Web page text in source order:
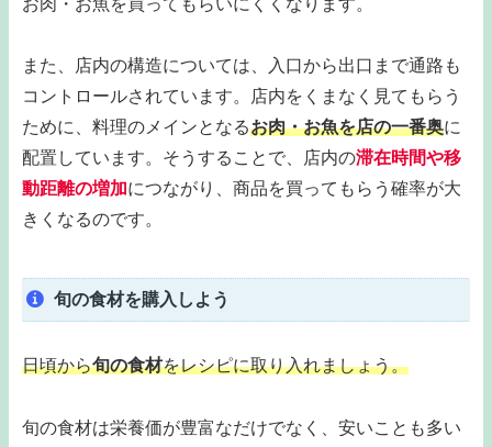
また、店内の構造については、入口から出口まで通路も
コントロールされています。店内をくまなく見てもらう
ために、料理のメインとなるお肉・お魚を店の一番奥に
配置しています。そうすることで、店内の滞在時間や移
動距離の増加につながり、商品を買ってもらう確率が大
きくなるのです。
旬の食材を購入しよう
日頃から旬の食材をレシピに取り入れましょう。
旬の食材は栄養価が豊富なだけでなく、安いことも多い